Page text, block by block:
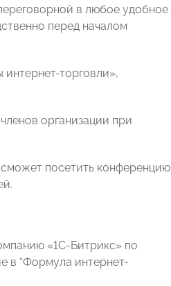
в любое удобное
перед началом
торговли»,
организации при
посетить конференцию
«1С-Битрикс» по
в “Формула интернет-